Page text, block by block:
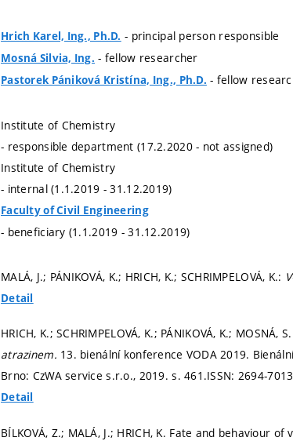
Hrich Karel, Ing., Ph.D. - principal person responsible
Mosná Silvia, Ing. - fellow researcher
Pastorek Pániková Kristína, Ing., Ph.D. - fellow
Institute of Chemistry
- responsible department (17.2.2020 - not assigned)
Institute of Chemistry
- internal (1.1.2019 - 31.12.2019)
Faculty of Civil Engineering
- beneficiary (1.1.2019 - 31.12.2019)
MALÁ, J.; PÁNIKOVÁ, K.; HRICH, K.; SCHRIMPELOVÁ, K.:
Detail
HRICH, K.; SCHRIMPELOVÁ, K.; PÁNIKOVÁ, K.; MOSNÁ, S.
atrazinem. 13. bienální konference VODA 2019.
Brno: CzWA service s.r.o., 2019.s. 461.ISSN: 2694-
Detail
BÍLKOVÁ, Z.; MALÁ, J.; HRICH, K. Fate and behaviour